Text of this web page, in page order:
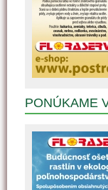
PONÚKAME